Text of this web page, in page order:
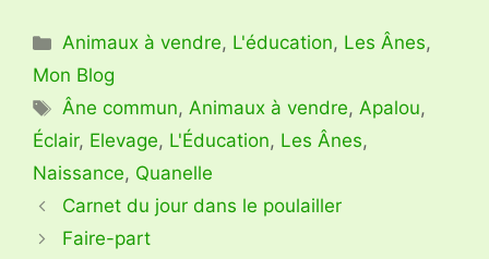
Catégories
Animaux à vendre, L'éducation, Les Ânes,
Mon Blog
Étiquettes
Âne commun,Animaux à vendre,Apalou,
Éclair, Elevage, L'Éducation, Les Ânes,
Naissance, Quanelle
Carnet du jour dans le poulailler
Faire-part